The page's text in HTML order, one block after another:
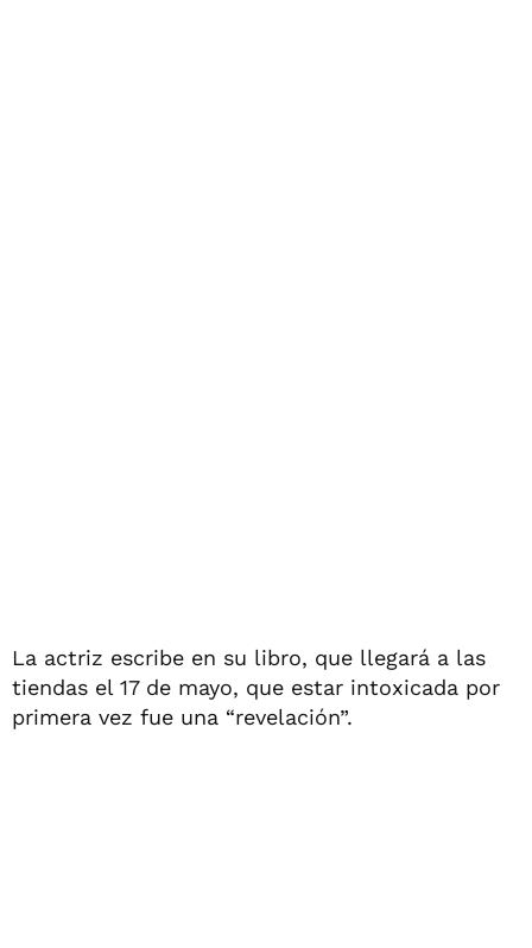
La actriz escribe en su libro, que llegará a las
tiendas el 17 de mayo, que estar intoxicada por
primera vez fue una “revelación”.